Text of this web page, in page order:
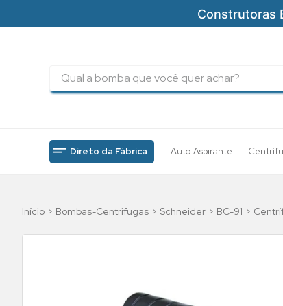
Construtoras
Direto da Fábrica Auto Aspirante
Bombas-Centrifugas Schneider BC-91
drenagem